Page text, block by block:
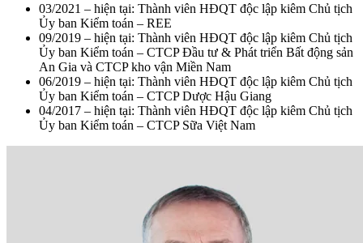
03/2021 – hiện tại: Thành viên HĐQT độc lập kiêm Chủ tịch
Ủy ban Kiểm toán – REE
09/2019 – hiện tại: Thành viên HĐQT độc lập kiêm Chủ tịch
Ủy ban Kiểm toán – CTCP Đầu tư & Phát triển Bất động sản
An Gia và CTCP kho vận Miền Nam
06/2019 – hiện tại: Thành viên HĐQT độc lập kiêm Chủ tịch
Ủy ban Kiểm toán – CTCP Dược Hậu Giang
04/2017 – hiện tại: Thành viên HĐQT độc lập kiêm Chủ tịch
Ủy ban Kiểm toán – CTCP Sữa Việt Nam